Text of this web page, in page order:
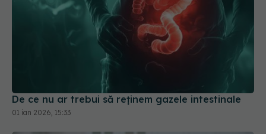
De ce nu ar trebui să reținem gazele intestinale